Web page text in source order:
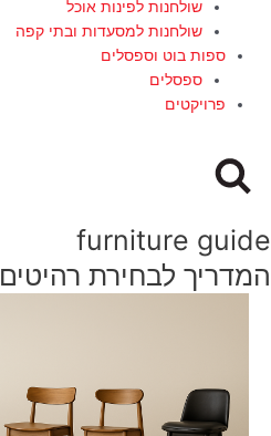
שולחנות לפינות אוכל
שולחנות למסעדות ובתי קפה
ספות בוט וספסלים
ספסלים
פרויקטים
furniture guide
המדריך לבחירת רהיטים